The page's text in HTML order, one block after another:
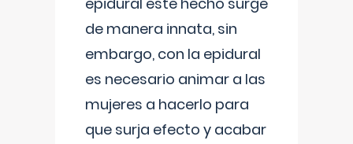
de manera innata, sin
embargo, con la epidural
es necesario animar a las
mujeres a hacerlo para
que surja efecto y acabar